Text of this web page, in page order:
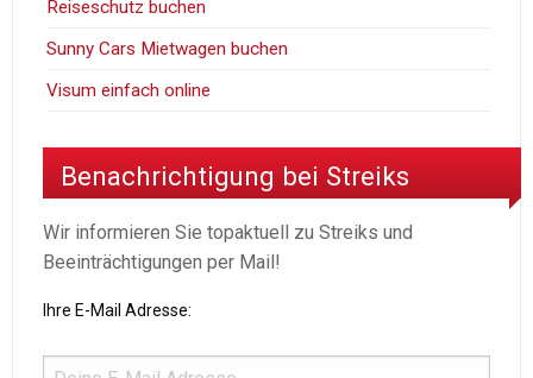
Reiseschutz buchen
Sunny Cars Mietwagen buchen
Visum einfach online
Benachrichtigung bei Streiks
Wir informieren Sie topaktuell zu Streiks und
Beeinträchtigungen per Mail!
Ihre E-Mail Adresse: